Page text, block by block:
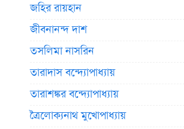
জহির রায়হান
জীবনানন্দ দাশ
তসলিমা নাসরিন
তারাদাস বন্দ্যোপাধ্যায়
তারাশঙ্কর বন্দ্যোপাধ্যায়
ত্রৈলোক্যনাথ মুখোপাধ্যায়